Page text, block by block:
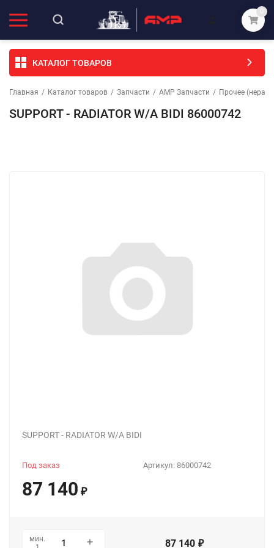
0
КАТАЛОГ ТОВАРОВ
Главная / Каталог товаров / Запчасти / АМР Запчасти / Прочее
SUPPORT - RADIATOR W/A BIDI 86000742
SUPPORT - RADIATOR W/A BIDI
Артикул: 86000742
Под заказ
87 140 ₽
мин.
87 140 ₽